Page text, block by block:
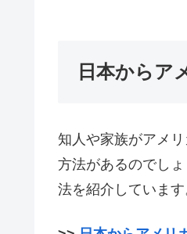
日本からア
知人や家族がアメ
方法があるのでし
法を紹介しています